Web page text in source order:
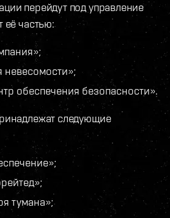
перейдут под управление
её частью:
невесомости»;
обеспечения безопасности».
следующие
тумана»;